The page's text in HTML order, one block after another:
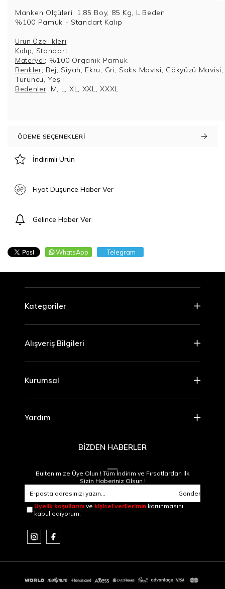
Manken Ölçüleri: 1,85 Boy, 85 Kg, L Beden
%100 Pamuk - Standart Kalıp
Ürün Özellikleri:
Kalıp; Standart
Materyal; %100 Organik Pamuk
Renkler; Bej, Siyah, Ekru, Gri, Saks Mavisi, Gökyüzü Mavisi,
Turuncu, Yeşil
Bedenler; M, L, XL, XXL, XXXL
ÖDEME SEÇENEKLERI
İndirimli Ürün
Fiyat Düşünce Haber Ver
Gelince Haber Ver
WhatsApp Telegram
Kategoriler
Alışveriş Bilgileri
Kurumsal
Yardım
BİZDEN HABERLER
Bültenimize Üye Olun ! Tüm İndirim ve Fırsatlardan İlk
Sizin Haberiniz Olsun !
Gönder
Üyelik koşullarını ve kişisel verilerimin korunmasını
kabul ediyorum.